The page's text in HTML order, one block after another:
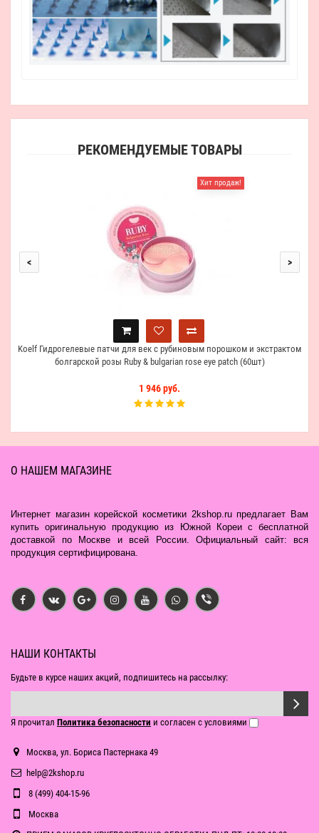
РЕКОМЕНДУЕМЫЕ ТОВАРЫ
Хит продаж!
Koelf Гидрогелевые патчи для век с рубиновым порошком и экстрактом
болгарской розы Ruby & bulgarian rose eye patch (60шт)
1 946 руб.
< >
О НАШЕМ МАГАЗИНЕ
Интернет магазин корейской косметики 2kshop.ru предлагает Вам
купить оригинальную продукцию из Южной Кореи с бесплатной
доставкой по Москве и всей России. Официальный сайт: вся
продукция сертифицирована.
НАШИ КОНТАКТЫ
Будьте в курсе наших акций, подпишитесь на рассылку:
Я прочитал Политика безопасности и согласен с условиями
Москва, ул. Бориса Пастернака 49
help@2kshop.ru
8 (499) 404-15-96
Москва